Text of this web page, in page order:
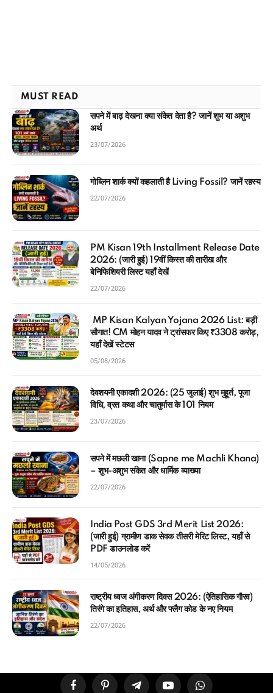
MUST READ
सपने में बाढ़ देखना क्या संकेत देता है? जानें शुभ या अशुभ
अर्थ
23/07/2026
गोब्लिन शार्क क्यों कहलाती है Living Fossil? जानें रहस्य
22/07/2026
PM Kisan 19th Installment Release Date
2026: (जारी हुई) 19वीं किस्त की तारीख और
बेनिफिशियरी लिस्ट यहाँ देखें
22/07/2026
MP Kisan Kalyan Yojana 2026 List: बड़ी
सौगात! CM मोहन यादव ने ट्रांसफर किए ₹3308 करोड़,
यहाँ देखें स्टेटस
05/08/2026
देवशयनी एकादशी 2026: (25 जुलाई) शुभ मुहूर्त, पूजा
विधि, व्रत कथा और चातुर्मास के 101 नियम
23/07/2026
सपने में मछली खाना (Sapne me Machli Khana)
– शुभ-अशुभ संकेत और धार्मिक व्याख्या
22/07/2026
India Post GDS 3rd Merit List 2026:
(जारी हुई) ग्रामीण डाक सेवक तीसरी मेरिट लिस्ट, यहाँ से
PDF डाउनलोड करें
14/05/2026
राष्ट्रीय ध्वज अंगीकरण दिवस 2026: (ऐतिहासिक गौरव)
तिरंगे का इतिहास, अर्थ और फ्लैग कोड के नए नियम
22/07/2026
FacebookPinterest TelegramYouTubeWhatsApp